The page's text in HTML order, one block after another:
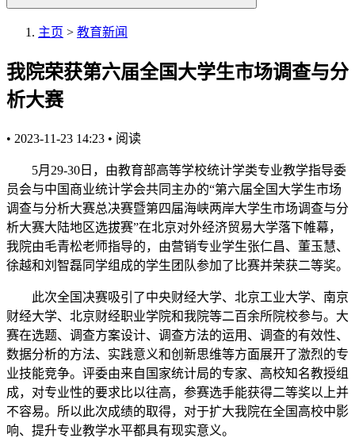
主页 > 教育新闻
我院荣获第六届全国大学生市场调查与分
析大赛
• 2023-11-23 14:23 • 阅读
5月29-30日，由教育部高等学校统计学类专业教学指导委
员会与中国商业统计学会共同主办的“第六届全国大学生市场
调查与分析大赛总决赛暨第四届海峡两岸大学生市场调查与分
析大赛大陆地区选拔赛”在北京对外经济贸易大学落下帷幕，
我院由毛青松老师指导的，由营销专业学生张仁昌、董玉慧、
徐越和刘智磊同学组成的学生团队参加了比赛并荣获二等奖。
此次全国决赛吸引了中央财经大学、北京工业大学、南京
财经大学、北京财经职业学院和我院等二百余所院校参与。大
赛在选题、调查方案设计、调查方法的运用、调查的有效性、
数据分析的方法、实践意义和创新思维等方面展开了激烈的专
业技能竞争。评委由来自国家统计局的专家、高校知名教授组
成，对专业性的要求比以往高，参赛选手能获得二等奖以上并
不容易。所以此次成绩的取得，对于扩大我院在全国高校中影
响、提升专业教学水平都具有现实意义。